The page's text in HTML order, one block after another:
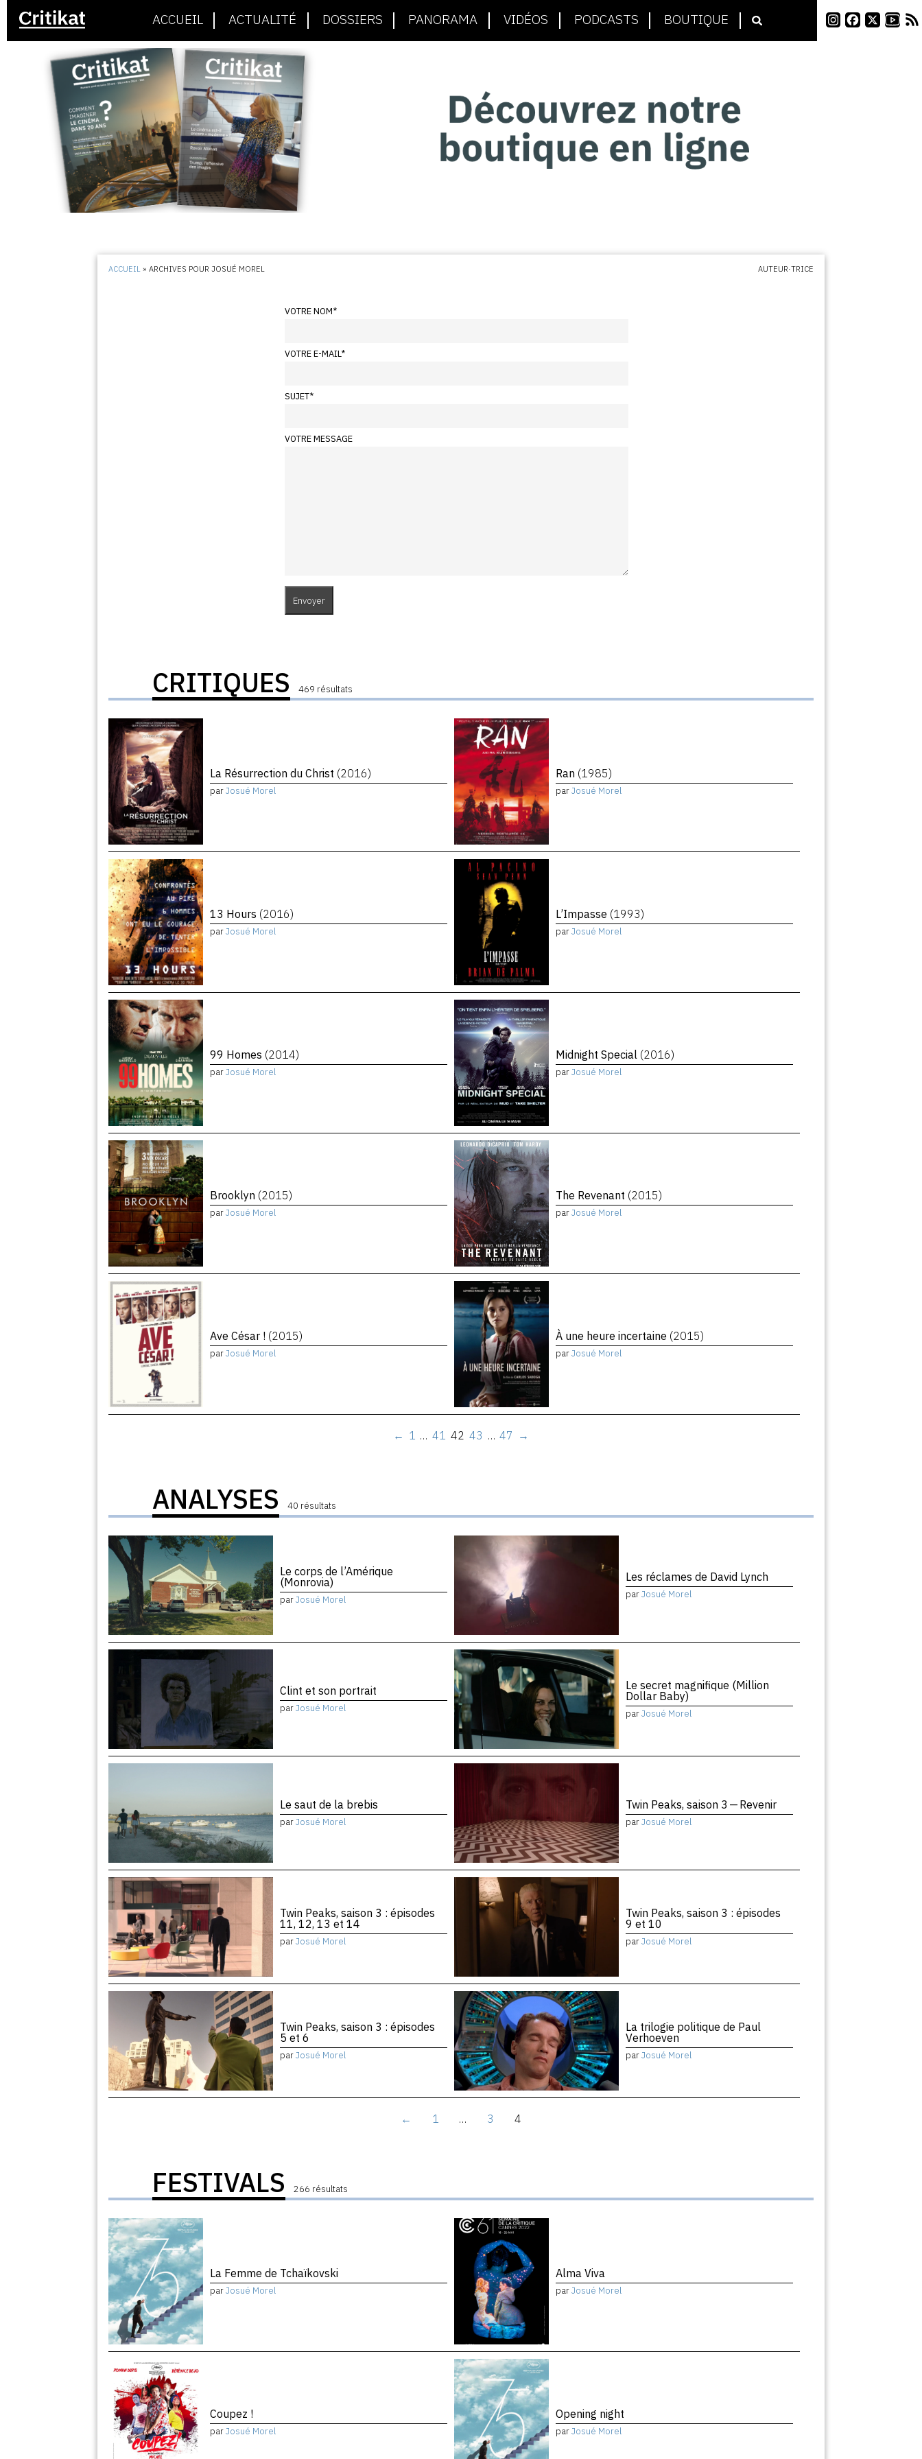
ACCUEIL ACTUALITÉ DOSSIERS PANORAMA VIDÉOS PODCASTS BOUTIQUE
ACCUEIL »ARCHIVES POUR JOSUÉ MOREL AUTEUR·TRICE
VOTRE NOM*
VOTRE E-MAIL*
SUJET*
VOTRE MESSAGE
CRITIQUES 469 résultats
La Résurrection du Christ (2016)
parJosué Morel
Ran (1985)
parJosué Morel
13 Hours (2016)
parJosué Morel
L’Impasse (1993)
parJosué Morel
99 Homes (2014)
parJosué Morel
Midnight Special (2016)
parJosué Morel
Brooklyn (2015)
parJosué Morel
The Revenant (2015)
parJosué Morel
Ave César ! (2015)
parJosué Morel
À une heure incertaine (2015)
parJosué Morel
← 1 … 41 42 43 … 47 →
ANALYSES 40 résultats
Le corps de l’Amérique
(Monrovia)
parJosué Morel
Les réclames de David Lynch
parJosué Morel
Clint et son portrait
parJosué Morel
Le secret magnifique (Million
Dollar Baby)
parJosué Morel
Le saut de la brebis
parJosué Morel
Twin Peaks, saison 3 — Revenir
parJosué Morel
Twin Peaks, saison 3 : épisodes
11, 12, 13 et 14
parJosué Morel
Twin Peaks, saison 3 : épisodes
9 et 10
parJosué Morel
Twin Peaks, saison 3 : épisodes
5 et 6
parJosué Morel
La trilogie politique de Paul
Verhoeven
parJosué Morel
← 1 … 3 4
FESTIVALS 266 résultats
La Femme de Tchaïkovski
parJosué Morel
Alma Viva
parJosué Morel
Coupez !
parJosué Morel
Opening night
parJosué Morel